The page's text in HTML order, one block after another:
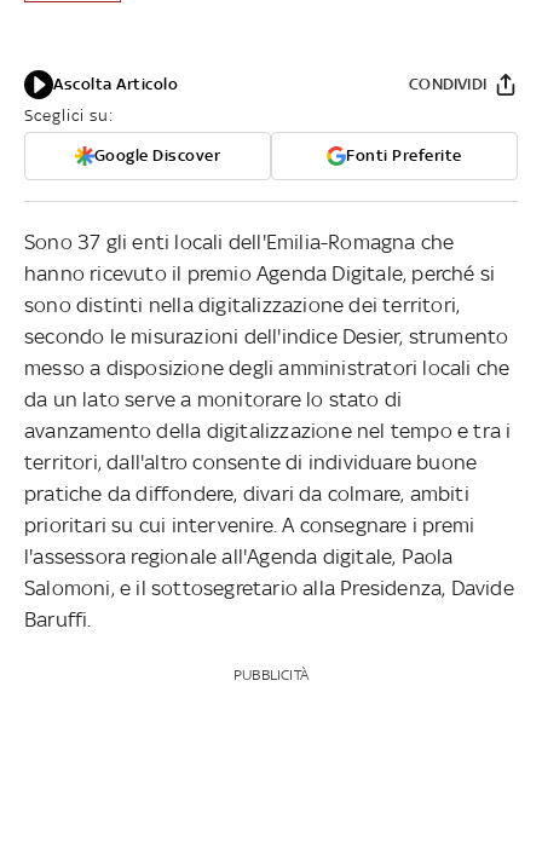
Ascolta Articolo
Sceglici su:
Google Discover Fonti Preferite
CONDIVIDI
Sono 37 gli enti locali dell'Emilia-Romagna che
hanno ricevuto il premio Agenda Digitale, perché si
sono distinti nella digitalizzazione dei territori,
secondo le misurazioni dell'indice Desier, strumento
messo a disposizione degli amministratori locali che
da un lato serve a monitorare lo stato di
avanzamento della digitalizzazione nel tempo e tra i
territori, dall'altro consente di individuare buone
pratiche da diffondere, divari da colmare, ambiti
prioritari su cui intervenire. A consegnare i premi
l'assessora regionale all'Agenda digitale, Paola
Salomoni, e il sottosegretario alla Presidenza, Davide
Baruffi.
PUBBLICITÀ